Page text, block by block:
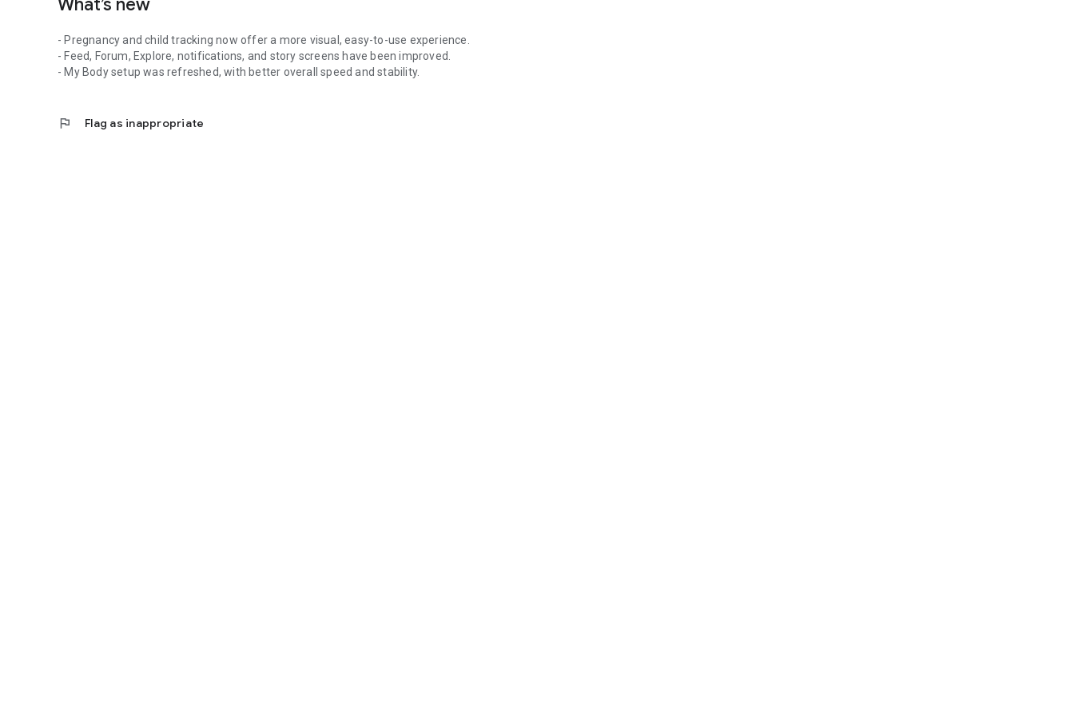
Ferzan Ebe'nin profesyonel desteğiyle hamilelik serüveninizde kendinizi asla yalnız hissetmeyin. Sağlıklı bir bebek ve
Hemen indirin ve bu özel yolculuğun tadını çıkarmaya başlayın!
What’s new
- Pregnancy and child tracking now offer a more visual, easy-to-use experience.
- Feed, Forum, Explore, notifications, and story screens have been improved.
- My Body setup was refreshed, with better overall speed and stability.
flag Flag as inappropriate